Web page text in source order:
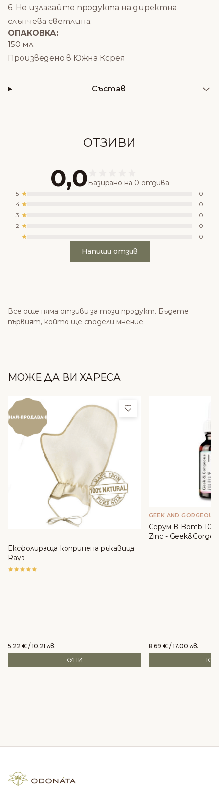
6. Не излагайте продукта на директна
слънчева светлина.
ОПАКОВКА:
150 мл.
Произведено в Южна Корея
Състав
ОТЗИВИ
0,0 Базирано на 0 отзива
5
0
4
0
3
0
2
0
1
0
Напиши отзив
Все още няма отзиви за този продукт. Бъдете
първият, който ще сподели мнение.
МОЖЕ ДА ВИ ХАРЕСА
Добави в любими
Ексфолираща копринена ръкавица
Raya
5.22 € / 10.21 лв.
КУПИ
GEEK AND GORGEOUS
Серум B-Bomb
Zinc -
8.69 € / 17.00 лв.